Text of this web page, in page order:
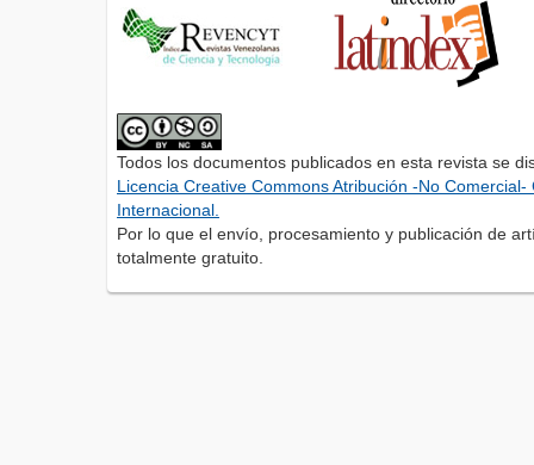
Todos los documentos publicados en esta revista se
Licencia Creative Commons Atribución -No
Internacional.
Por lo que el envío, procesamiento y publicación de
totalmente gratuito.